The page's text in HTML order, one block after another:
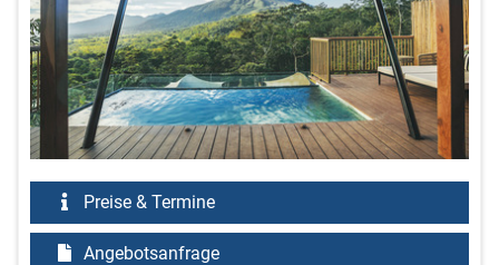
Preise & Termine
Angebotsanfrage